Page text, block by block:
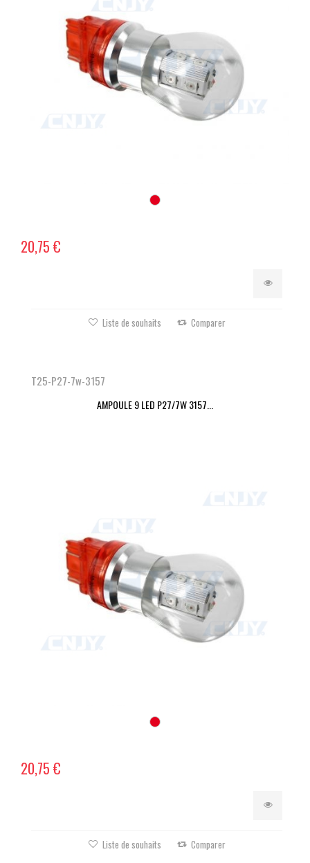
20,75 €
Liste de souhaits Comparer
T25-P27-7w-3157
AMPOULE 9 LED P27/7W 3157...
20,75 €
Liste de souhaits Comparer